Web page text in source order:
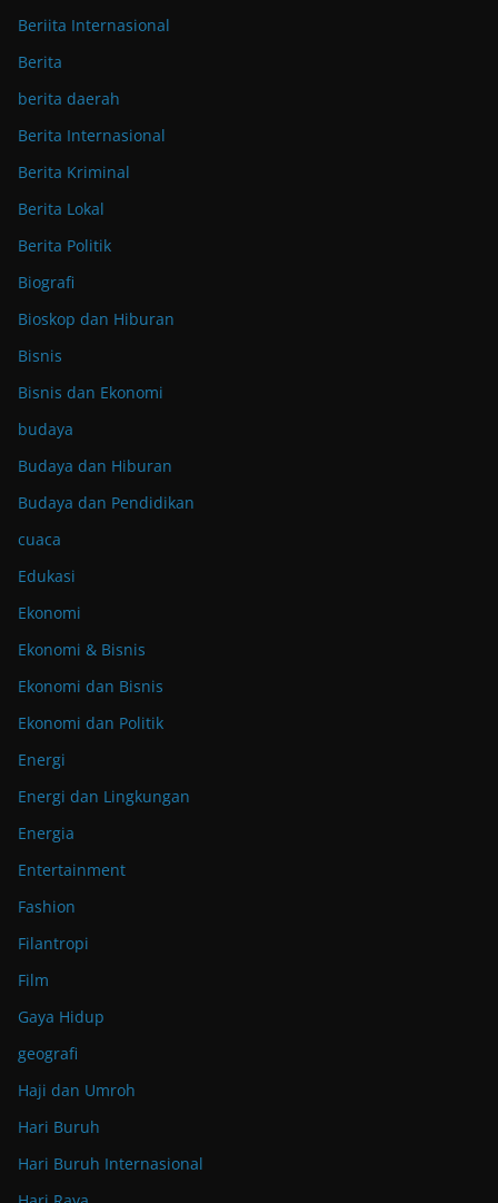
Beriita Internasional
Berita
berita daerah
Berita Internasional
Berita Kriminal
Berita Lokal
Berita Politik
Biografi
Bioskop dan Hiburan
Bisnis
Bisnis dan Ekonomi
budaya
Budaya dan Hiburan
Budaya dan Pendidikan
cuaca
Edukasi
Ekonomi
Ekonomi & Bisnis
Ekonomi dan Bisnis
Ekonomi dan Politik
Energi
Energi dan Lingkungan
Energia
Entertainment
Fashion
Filantropi
Film
Gaya Hidup
geografi
Haji dan Umroh
Hari Buruh
Hari Buruh Internasional